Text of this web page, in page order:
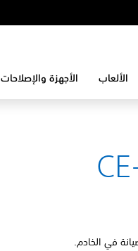
الألعاب الأجهزة والإصلاحات